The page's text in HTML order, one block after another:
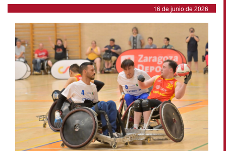
16 de junio de 2026